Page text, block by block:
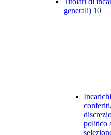
Titolari di
generali) 10
politico